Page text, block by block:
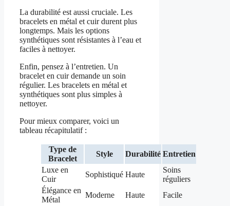
La durabilité est aussi cruciale. Les
bracelets en métal et cuir durent plus
longtemps. Mais les options
synthétiques sont résistantes à l’eau et
faciles à nettoyer.
Enfin, pensez à l’entretien. Un
bracelet en cuir demande un soin
régulier. Les bracelets en métal et
synthétiques sont plus simples à
nettoyer.
Pour mieux comparer, voici un
tableau récapitulatif :
Type de
Bracelet
Style Durabilité Entretien
Luxe en
Cuir
Sophistiqué Haute
Soins
réguliers
Élégance en
Métal
Moderne Haute
Facile